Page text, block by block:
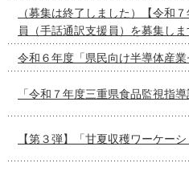
（募集は終了しました）【令和
員（手話通訳支援員）を募集しま
令和６年度「県民向け半導体産
「令和７年度三重県食品監視指
【第３弾】「甘夏収穫ワーケー